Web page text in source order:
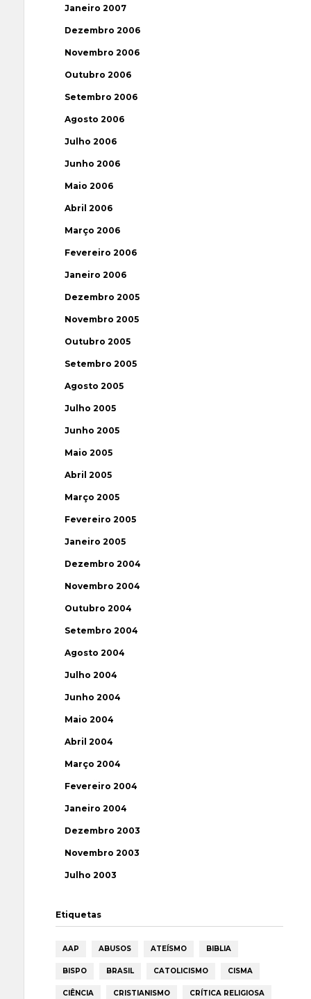
Janeiro 2007
Dezembro 2006
Novembro 2006
Outubro 2006
Setembro 2006
Agosto 2006
Julho 2006
Junho 2006
Maio 2006
Abril 2006
Março 2006
Fevereiro 2006
Janeiro 2006
Dezembro 2005
Novembro 2005
Outubro 2005
Setembro 2005
Agosto 2005
Julho 2005
Junho 2005
Maio 2005
Abril 2005
Março 2005
Fevereiro 2005
Janeiro 2005
Dezembro 2004
Novembro 2004
Outubro 2004
Setembro 2004
Agosto 2004
Julho 2004
Junho 2004
Maio 2004
Abril 2004
Março 2004
Fevereiro 2004
Janeiro 2004
Dezembro 2003
Novembro 2003
Julho 2003
Etiquetas
AAP ABUSOS ATEÍSMO BIBLIA
BISPO BRASIL CATOLICISMO CISMA
CIÊNCIA CRISTIANISMO CRÍTICA RELIGIOSA